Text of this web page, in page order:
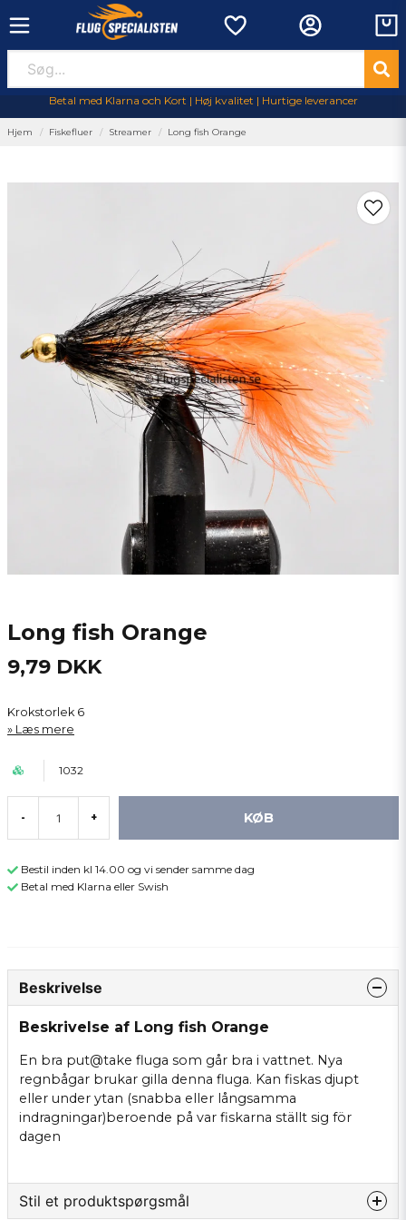
Betal med Klarna och Kort | Høj kvalitet | Hurtige leverancer
Hjem Fiskefluer Streamer Long fish Orange
Long fish Orange
9,79 DKK
Krokstorlek 6
Læs mere
1032
- + KØB
Bestil inden kl 14.00 og vi sender samme dag
Betal med Klarna eller Swish
Beskrivelse
Beskrivelse af Long fish Orange
En bra put@take fluga som går bra i vattnet. Nya
regnbågar brukar gilla denna fluga. Kan fiskas djupt
eller under ytan (snabba eller långsamma
indragningar)beroende på var fiskarna ställt sig för
dagen
Stil et produktspørgsmål